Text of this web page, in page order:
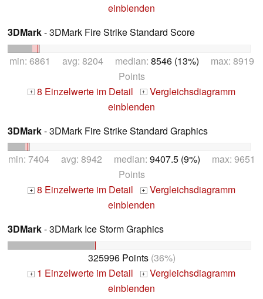
einblenden
3DMark- 3DMark Fire Strike Standard Score
min: 6861 avg: 8204 median: 8546 (13%) max: 8919
Points
+ 8 Einzelwerte im Detail + Vergleichsdiagramm
einblenden
3DMark- 3DMark Fire Strike Standard Graphics
min: 7404 avg: 8942 median: 9407.5 (9%) max: 9651
Points
+ 8 Einzelwerte im Detail + Vergleichsdiagramm
einblenden
3DMark- 3DMark Ice Storm Graphics
325996 Points(36%)
+ 1 Einzelwerte im Detail + Vergleichsdiagramm
einblenden